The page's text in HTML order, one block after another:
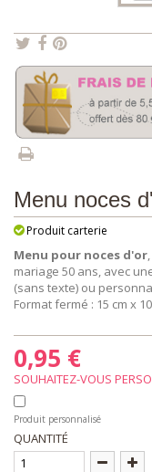
Menu noces
Produit carterie
Menu pour noces d'or
mariage 50 ans, avec
(sans texte) ou
Format fermé : 15 cm x
0,95 €
Produit personnalisé
QUANTITÉ